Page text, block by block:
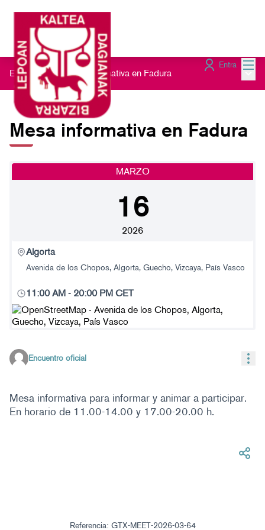
Entra
Encuentros / Mesa informativa en Fadura
Mesa informativa en Fadura
MARZO
16
2026
Algorta
Avenida de los Chopos, Algorta, Guecho, Vizcaya, País Vasco
11:00 AM - 20:00 PM CET
Encuentro oficial
Mesa informativa para informar y animar a participar.
En horario de 11.00-14.00 y 17.00-20.00 h.
Referencia: GTX-MEET-2026-03-64